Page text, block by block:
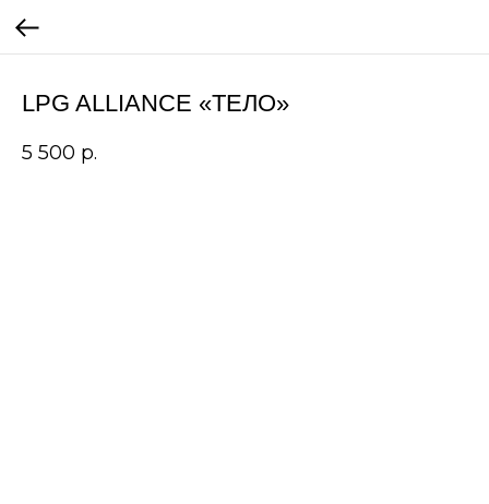
LPG ALLIANCE «ТЕЛО»
5 500 р.